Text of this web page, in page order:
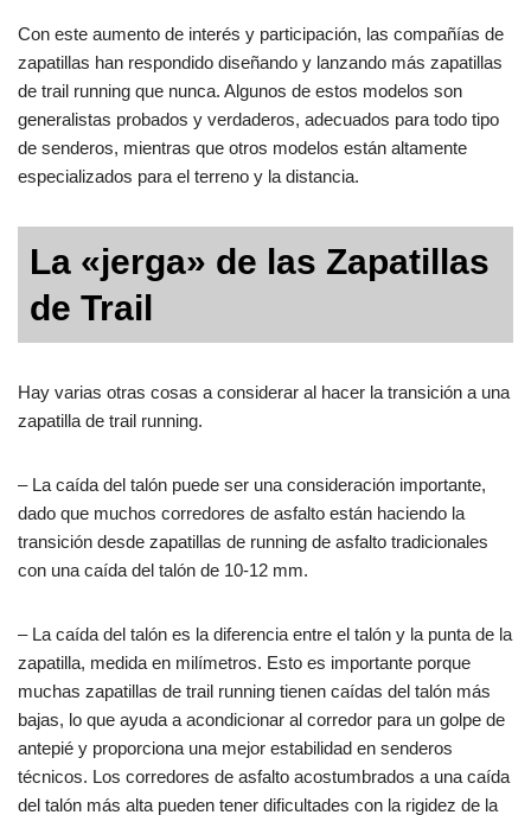
Con este aumento de interés y participación, las compañías de
zapatillas han respondido diseñando y lanzando más zapatillas
de trail running que nunca. Algunos de estos modelos son
generalistas probados y verdaderos, adecuados para todo tipo
de senderos, mientras que otros modelos están altamente
especializados para el terreno y la distancia.
La «jerga» de las Zapatillas
de Trail
Hay varias otras cosas a considerar al hacer la transición a una
zapatilla de trail running.
– La caída del talón puede ser una consideración importante,
dado que muchos corredores de asfalto están haciendo la
transición desde zapatillas de running de asfalto tradicionales
con una caída del talón de 10-12 mm.
– La caída del talón es la diferencia entre el talón y la punta de la
zapatilla, medida en milímetros. Esto es importante porque
muchas zapatillas de trail running tienen caídas del talón más
bajas, lo que ayuda a acondicionar al corredor para un golpe de
antepié y proporciona una mejor estabilidad en senderos
técnicos. Los corredores de asfalto acostumbrados a una caída
del talón más alta pueden tener dificultades con la rigidez de la